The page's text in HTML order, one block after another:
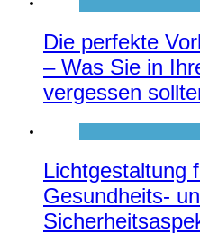
Die perfekte
– Was Sie in
vergessen
Lichtgestaltung
Gesundheits-